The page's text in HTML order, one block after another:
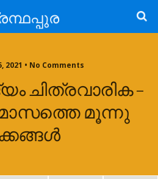
2021 • No Comments
ചിത്രവാരിക –
മാസത്തെ മൂന്നു